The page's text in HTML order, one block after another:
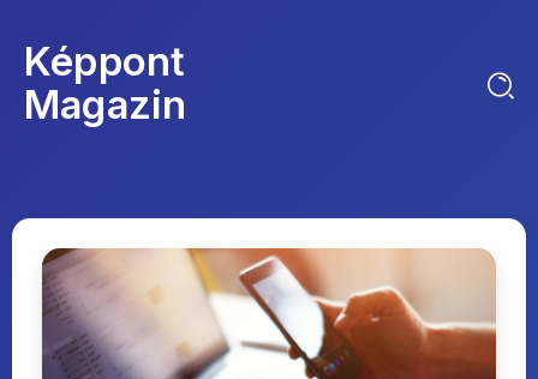
Képpont
Magazin